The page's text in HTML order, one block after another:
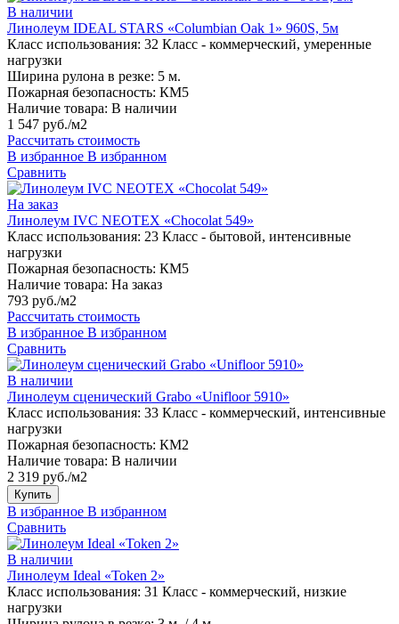
В наличии
Линолеум IDEAL STARS «Columbian Oak 1» 960S, 5м
Класс использования: 32 Класс - коммерческий, умеренные
нагрузки
Ширина рулона в резке: 5 м.
Пожарная безопасность: КМ5
Наличие товара: В наличии
1 547 руб./м2
Рассчитать стоимость
В избранное В избранном
Сравнить
На заказ
Линолеум IVC NEOTEX «Chocolat 549»
Класс использования: 23 Класс - бытовой, интенсивные
нагрузки
Пожарная безопасность: КМ5
Наличие товара: На заказ
793 руб./м2
Рассчитать стоимость
В избранное В избранном
Сравнить
В наличии
Линолеум сценический Grabo «Unifloor 5910»
Класс использования: 33 Класс - коммерческий, интенсивные
нагрузки
Пожарная безопасность: КМ2
Наличие товара: В наличии
2 319 руб./м2
Купить
В избранное В избранном
Сравнить
В наличии
Линолеум Ideal «Token 2»
Класс использования: 31 Класс - коммерческий, низкие
нагрузки